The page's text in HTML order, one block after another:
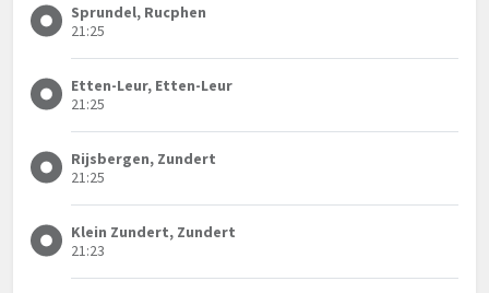
Sprundel, Rucphen
21:25
Etten-Leur, Etten-Leur
21:25
Rijsbergen, Zundert
21:25
Klein Zundert, Zundert
21:23